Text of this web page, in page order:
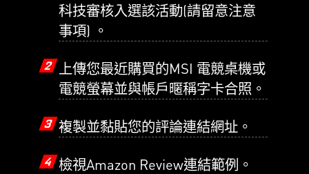
科技審核入選該活動(請留意注意
事項) 。
2
上傳您最近購買的MSI 電競桌機或
電競螢幕並與帳戶暱稱字卡合照。
3 複製並黏貼您的評論連結網址。
4 檢視Amazon Review連結範例。